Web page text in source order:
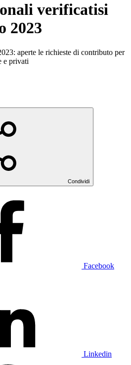
verificatisi
2023
aperte le richieste di contributo per
e privati
Condividi
Facebook
Linkedin